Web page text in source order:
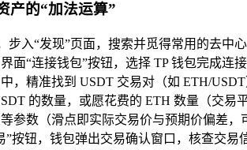
产的“加法运算”
步入“发现”页面，搜索并觅得常用的去中
面“连接钱包”按钮，选择 TP 钱包完成连接
，精准找到 USDT 交易对（如 ETH/USDT
的数量，或愿花费的 ETH 数量（交易
参数（滑点即实际交易价与预期价偏差，
”按钮，钱包弹出交易确认窗口，核查交易